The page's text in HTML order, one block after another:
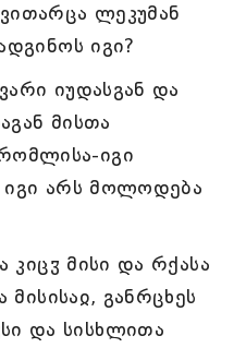
ლეკუმან
იგი?
იუდასგან და
მისთა
იგი
იგი არს მოლოდება
კიცჳ მისი და რქასა
მისისაჲ, განრცხეს
და სისხლითა